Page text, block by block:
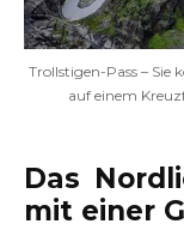
Trollstigen-Pass – Sie
auf einem
Das
mit einer